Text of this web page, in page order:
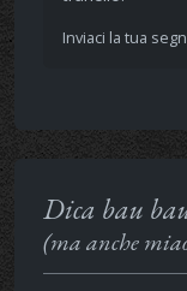
Inviaci la tua
Dica bau
(ma anche